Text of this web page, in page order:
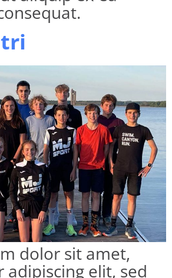
dolor sit amet,
adipiscing elit, sed